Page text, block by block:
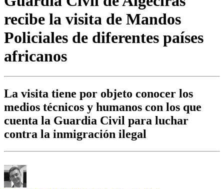
recibe la visita de Mandos
Policiales de diferentes países
africanos
La visita tiene por objeto conocer los
medios técnicos y humanos con los que
cuenta la Guardia Civil para luchar
contra la inmigración ilegal